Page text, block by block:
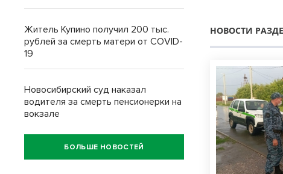
НОВОСТИ
Житель Купино получил 200 тыс.
рублей за смерть матери от COVID-
19
Новосибирский суд наказал
водителя за смерть пенсионерки на
вокзале
БОЛЬШЕ НОВОСТЕЙ